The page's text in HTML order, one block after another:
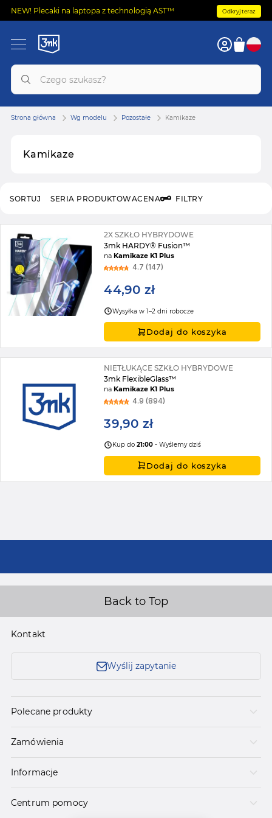
NEW! Plecaki na laptopa z technologią AST™ Odkryj teraz
Kamikaze
Strona główna Wg modelu Pozostałe Kamikaze
SERIA PRODUKTOWACENA FILTRY
SORTUJ
2X SZKŁO HYBRYDOWE
3mk HARDY® Fusion™
naKamikaze K1 Plus
4.7 (147)
44,90 zł
Wysyłka w 1–2 dni robocze
Dodaj do koszyka
NIETŁUKĄCE SZKŁO HYBRYDOWE
3mk FlexibleGlass™
naKamikaze K1 Plus
4.9 (894)
39,90 zł
Kup do21:00 - Wyślemy dziś
Dodaj do koszyka
Back to Top
Kontakt
Wyślij zapytanie
Polecane produkty
Zamówienia
Informacje
Centrum pomocy